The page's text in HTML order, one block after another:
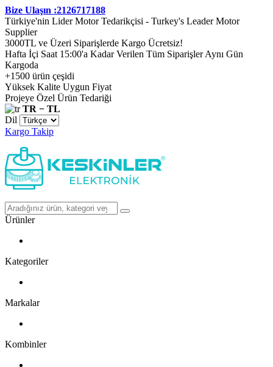
Bize Ulaşın :2126717188
Türkiye'nin Lider Motor Tedarikçisi - Turkey's Leader Motor
Supplier
3000TL ve Üzeri Siparişlerde Kargo Ücretsiz!
Hafta İçi Saat 15:00'a Kadar Verilen Tüm Siparişler Aynı Gün
Kargoda
+1500 ürün çeşidi
Yüksek Kalite Uygun Fiyat
Projeye Özel Ürün Tedariği
TR − TL
Dil
Kargo Takip
Ürünler
Kategoriler
Markalar
Kombinler